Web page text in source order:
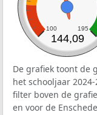
100 195
144,09
De grafiek toont de
het schooljaar
filter boven de
en voor de